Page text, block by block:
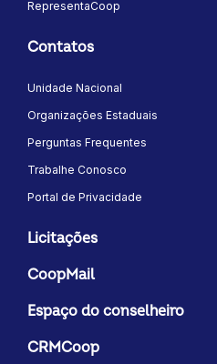
RepresentaCoop
Contatos
Unidade Nacional
Organizações Estaduais
Perguntas Frequentes
Trabalhe Conosco
Portal de Privacidade
Licitações
CoopMail
Espaço do conselheiro
CRMCoop